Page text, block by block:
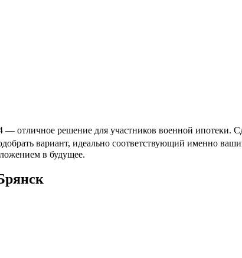
решение для участников военной ипотеки.
вариант, идеально соответствующий именно
в будущее.